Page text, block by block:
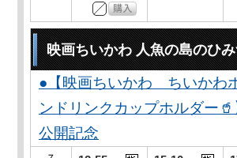
映画ちいかわ 人魚の島のひ
●【映画ちいかわ ちいかわ
ンドリンクカップホルダー
公開記念